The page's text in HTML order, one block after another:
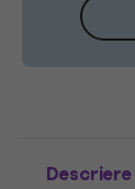
Descriere